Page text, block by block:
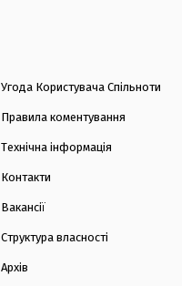
Угода Користувача Спільноти
Правила коментування
Технічна інформація
Контакти
Вакансії
Структура власності
Архів